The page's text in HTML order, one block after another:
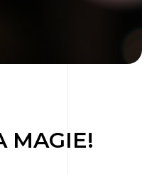
MAGIE!